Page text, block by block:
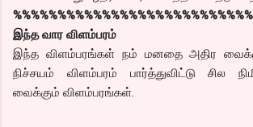
இந்த வார விளம்பரம்
இந்த விளம்பரங்கள் நம் மனதை அதிர
நிச்சயம் விளம்பரம் பார்த்துவிட்டு சில
வைக்கும் விளம்பரங்கள்.